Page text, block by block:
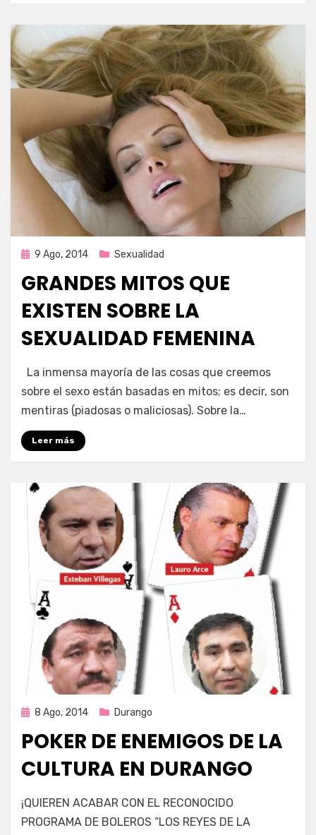
Publicada
9 Ago, 2014 Sexualidad
GRANDES MITOS QUE
EXISTEN SOBRE LA
SEXUALIDAD FEMENINA
por
La inmensa mayoría de las cosas que creemos
sobre el sexo están basadas en mitos; es decir, son
mentiras (piadosas o maliciosas). Sobre la…
Leer más
Publicada
8 Ago, 2014 Durango
POKER DE ENEMIGOS DE LA
CULTURA EN DURANGO
porEnrique
¡QUIEREN ACABAR CON EL RECONOCIDO
PROGRAMA DE BOLEROS “LOS REYES DE LA